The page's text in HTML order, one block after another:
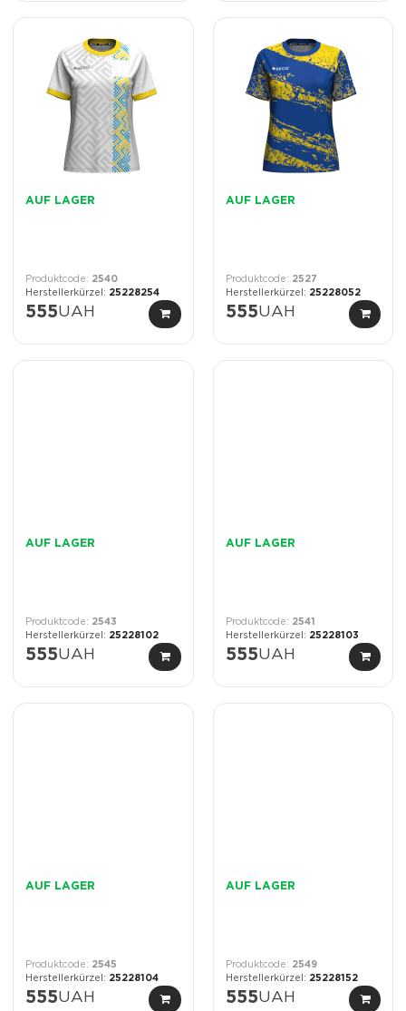
AUF LAGER
2540
25228254
555UAH
AUF LAGER
2527
25228052
555UAH
AUF LAGER
2543
25228102
555UAH
AUF LAGER
2541
25228103
555UAH
AUF LAGER
2545
25228104
555UAH
AUF LAGER
2549
25228152
555UAH